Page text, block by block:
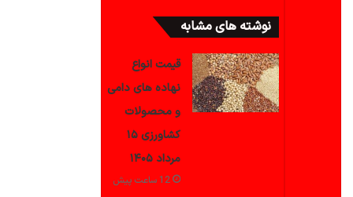
نوشته های مشابه
قیمت انواع
نهاده های دامی
و محصولات
کشاورزی ۱۵
مرداد ۱۴۰۵
12 ساعت پیش